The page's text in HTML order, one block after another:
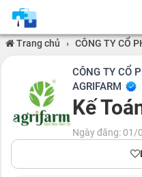
Trang chủ › CÔNG TY CỔ
CÔNG TY CỔ
AGRIFARM
Kế
Ngày đăng: 01/